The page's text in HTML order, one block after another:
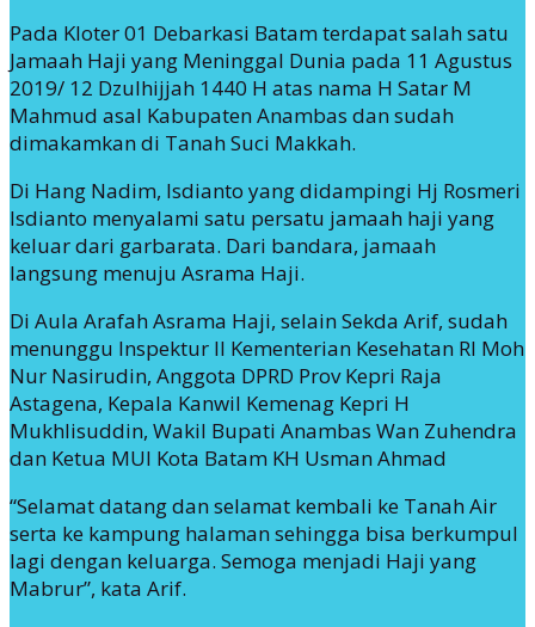
Pada Kloter 01 Debarkasi Batam terdapat salah satu
Jamaah Haji yang Meninggal Dunia pada 11 Agustus
2019/ 12 Dzulhijjah 1440 H atas nama H Satar M
Mahmud asal Kabupaten Anambas dan sudah
dimakamkan di Tanah Suci Makkah.
Di Hang Nadim, Isdianto yang didampingi Hj Rosmeri
Isdianto menyalami satu persatu jamaah haji yang
keluar dari garbarata. Dari bandara, jamaah
langsung menuju Asrama Haji.
Di Aula Arafah Asrama Haji, selain Sekda Arif, sudah
menunggu Inspektur II Kementerian Kesehatan RI Moh
Nur Nasirudin, Anggota DPRD Prov Kepri Raja
Astagena, Kepala Kanwil Kemenag Kepri H
Mukhlisuddin, Wakil Bupati Anambas Wan Zuhendra
dan Ketua MUI Kota Batam KH Usman Ahmad
“Selamat datang dan selamat kembali ke Tanah Air
serta ke kampung halaman sehingga bisa berkumpul
lagi dengan keluarga. Semoga menjadi Haji yang
Mabrur”, kata Arif.